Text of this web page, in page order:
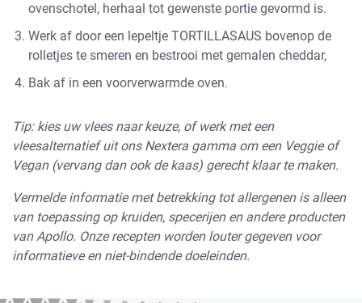
ovenschotel, herhaal tot gewenste portie gevormd is.
Werk af door een lepeltje TORTILLASAUS bovenop de
rolletjes te smeren en bestrooi met gemalen cheddar,
Bak af in een voorverwarmde oven.
Tip: kies uw vlees naar keuze, of werk met een
vleesalternatief uit ons Nextera gamma om een Veggie of
Vegan (vervang dan ook de kaas) gerecht klaar te maken.
Vermelde informatie met betrekking tot allergenen is alleen
van toepassing op kruiden, specerijen en andere producten
van Apollo. Onze recepten worden louter gegeven voor
informatieve en niet-bindende doeleinden.